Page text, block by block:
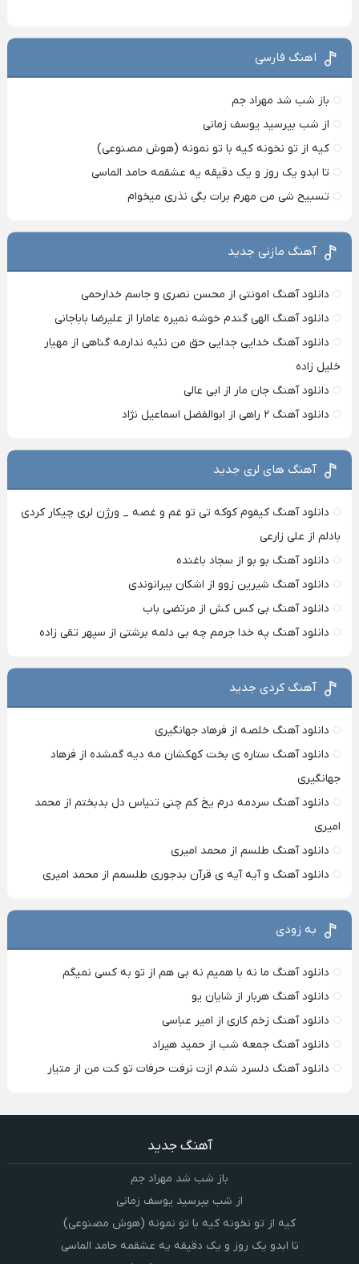
اهنگ فارسی
باز شب شد مهراد جم
از شب بپرسید یوسف زمانی
کیه از تو نخونه کیه با تو نمونه (هوش مصنوعی)
تا ابدو یک روز و یک دقیقه یه عشقمه حامد الماسی
تسبیح شی من مهرم برات بگی نذری میخوام
آهنگ مازنی جدید
دانلود آهنگ امونتی از محسن نصری و جاسم خدارحمی
دانلود آهنگ الهی گندم خوشه نمیره عامارا از علیرضا باباجانی
دانلود آهنگ خدایی جدایی حق من نئیه ندارمه گناهی از مهیار
خلیل زاده
دانلود آهنگ جان مار از ابی عالی
دانلود آهنگ ۲ راهی از ابوالفضل اسماعیل نژاد
آهنگ های لری جدید
دانلود آهنگ کیفوم کوکه تی تو غم و غصه _ ورژن لری چیکار کردی
بادلم از علی زارعی
دانلود آهنگ بو بو از سجاد باغنده
دانلود آهنگ شیرین زوو از اشکان بیرانوندی
دانلود آهنگ بی کس کش از مرتضی باب
دانلود آهنگ په خدا جرمم چه بی دلمه برشتی از سپهر تقی زاده
آهنگ کردی جدید
دانلود آهنگ خلصه از فرهاد جهانگیری
دانلود آهنگ ستاره ی بخت کهکشان مه دیه گمشده از فرهاد
جهانگیری
دانلود آهنگ سردمه درم یخ کم چنی تنیاس دل بدبختم از محمد
امیری
دانلود آهنگ طلسم از محمد امیری
دانلود آهنگ و آیه آیه ی قرآن بدجوری طلسمم از محمد امیری
به زودی
دانلود آهنگ ما نه با همیم نه بی هم از تو به کسی نمیگم
دانلود آهنگ هربار از شایان یو
دانلود آهنگ زخم کاری از امیر عباسی
دانلود آهنگ جمعه شب از حمید هیراد
دانلود آهنگ دلسرد شدم ازت نرفت حرفات تو کت من از متیار
آهنگ جدید
باز شب شد مهراد جم
از شب بپرسید یوسف زمانی
کیه از تو نخونه کیه با تو نمونه (هوش مصنوعی)
تا ابدو یک روز و یک دقیقه یه عشقمه حامد الماسی